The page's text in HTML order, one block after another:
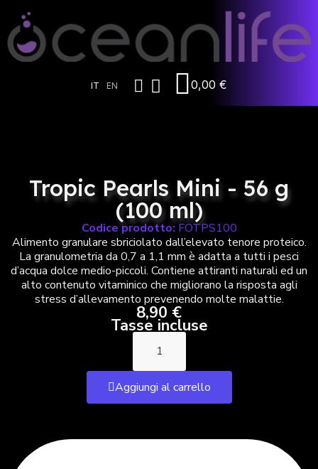
IT EN 0,00 €
Tropic Pearls Mini - 56 g
(100 ml)
Codice prodotto: FOTPS100
Alimento granulare sbriciolato dall’elevato tenore proteico.
La granulometria da 0,7 a 1,1 mm è adatta a tutti i pesci
d’acqua dolce medio-piccoli. Contiene attiranti naturali ed un
alto contenuto vitaminico che migliorano la risposta agli
stress d’allevamento prevenendo molte malattie.
8,90 €
Tasse incluse
Aggiungi al carrello